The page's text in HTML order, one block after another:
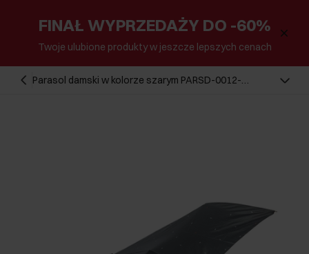
FINAŁ WYPRZEDAŻY DO -60%
Twoje ulubione produkty w jeszcze lepszych cenach
Parasol damski w kolorze szarym PARSD-0012-